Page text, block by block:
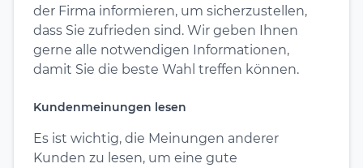
der Firma informieren, um sicherzustellen,
dass Sie zufrieden sind. Wir geben Ihnen
gerne alle notwendigen Informationen,
damit Sie die beste Wahl treffen können.
Kundenmeinungen lesen
Es ist wichtig, die Meinungen anderer
Kunden zu lesen, um eine gute